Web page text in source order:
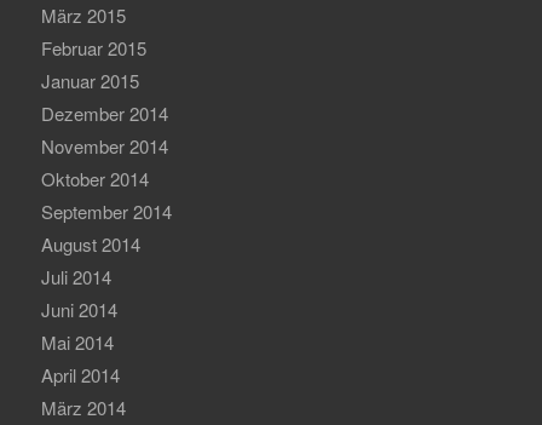
März 2015
Februar 2015
Januar 2015
Dezember 2014
November 2014
Oktober 2014
September 2014
August 2014
Juli 2014
Juni 2014
Mai 2014
April 2014
März 2014